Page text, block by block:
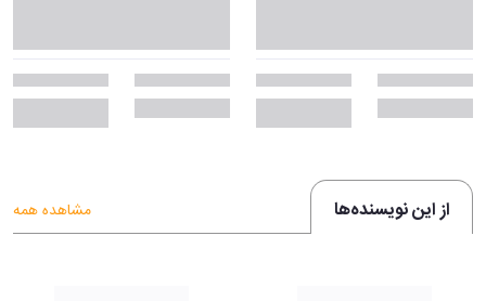
از این نویسنده‌ها مشاهده همه